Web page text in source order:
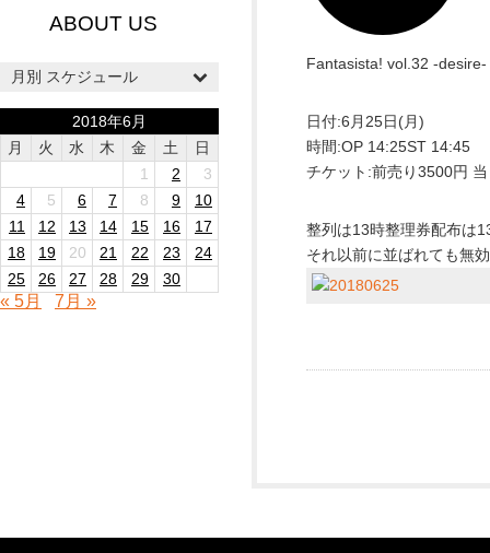
ABOUT US
月別 スケジュール
2018年6月
月
火 水 木 金 土
日
1
2
3
4
5 6 7 8 9
10
11
12 13 14 15 16
17
18
19 20 21 22 23
24
25
26 27 28 29 30
« 5月 7月 »
Fantasista! vol.32 -desire-
日付:6月25日(月)
時間:OP 14:25ST 14:45
チケット:前売り3500円
整列は13時整理券配布は
それ以前に並ばれても無